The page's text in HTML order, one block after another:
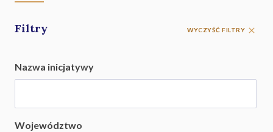
Filtry WYCZYŚĆ FILTRY
Nazwa inicjatywy
Województwo